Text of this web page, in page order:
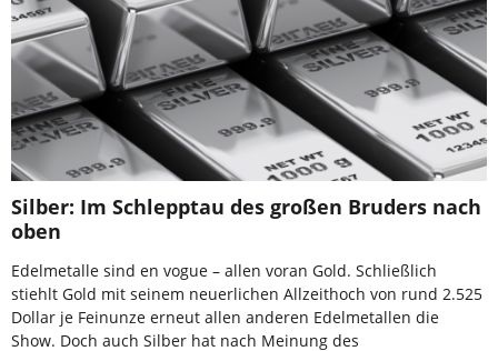
Silber: Im Schlepptau des großen Bruders nach
oben
Edelmetalle sind en vogue – allen voran Gold. Schließlich
stiehlt Gold mit seinem neuerlichen Allzeithoch von rund 2.525
Dollar je Feinunze erneut allen anderen Edelmetallen die
Show. Doch auch Silber hat nach Meinung des